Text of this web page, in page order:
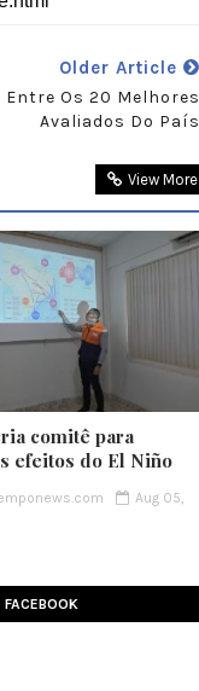
Older Article
Os 20 Melhores
Avaliados Do País
View More
comitê para
efeitos do El Niño
Aug 05,
FACEBOOK